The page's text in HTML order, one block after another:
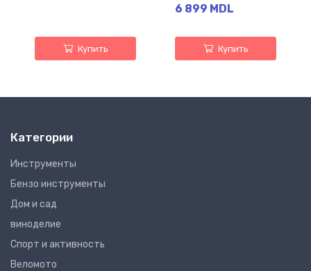
Купить
6 899 MDL
Купить
Категории
Инструменты
Бензо инструменты
Дом и сад
виноделие
Спорт и активность
Веломото